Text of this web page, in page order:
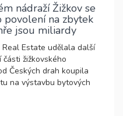
nádraží Žižkov se
povolení na zbytek
jsou miliardy
Estate udělala další
žižkovského
Českých drah koupila
na výstavbu bytových